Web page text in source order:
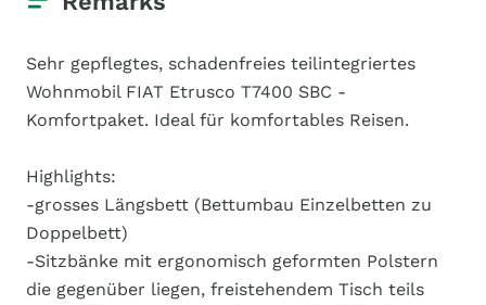
Sehr gepflegtes, schadenfreies teilintegriertes
Wohnmobil FIAT Etrusco T7400 SBC -
Komfortpaket. Ideal für komfortables Reisen.
Highlights:
-grosses Längsbett (Bettumbau Einzelbetten zu
Doppelbett)
-Sitzbänke mit ergonomisch geformten Polstern
die gegenüber liegen, freistehendem Tisch teils